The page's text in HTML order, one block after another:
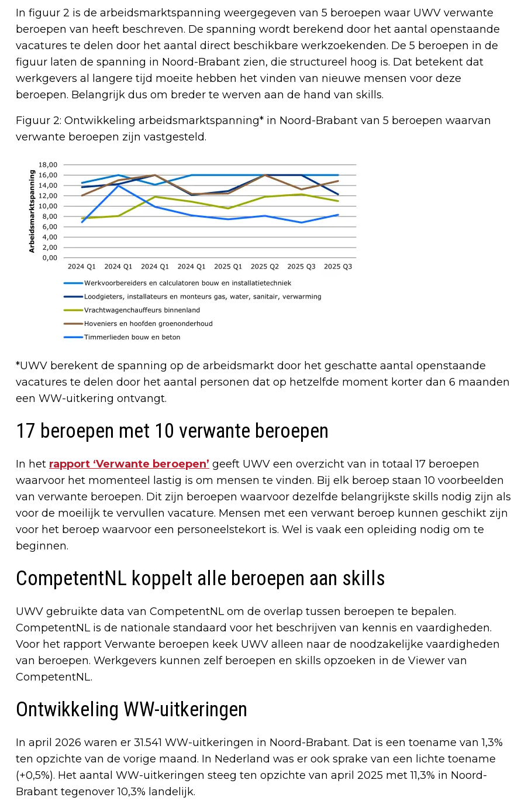
In figuur 2 is de arbeidsmarktspanning weergegeven van 5 beroepen waar UWV verwante
beroepen van heeft beschreven. De spanning wordt berekend door het aantal openstaande
vacatures te delen door het aantal direct beschikbare werkzoekenden. De 5 beroepen in de
figuur laten de spanning in Noord-Brabant zien, die structureel hoog is. Dat betekent dat
werkgevers al langere tijd moeite hebben het vinden van nieuwe mensen voor deze
beroepen. Belangrijk dus om breder te werven aan de hand van skills.
Figuur 2: Ontwikkeling arbeidsmarktspanning* in Noord-Brabant van 5 beroepen waarvan
verwante beroepen zijn vastgesteld.
*UWV berekent de spanning op de arbeidsmarkt door het geschatte aantal openstaande
vacatures te delen door het aantal personen dat op hetzelfde moment korter dan 6 maanden
een WW-uitkering ontvangt.
17 beroepen met 10 verwante beroepen
In het rapport ‘Verwante beroepen’ geeft UWV een overzicht van in totaal 17 beroepen
waarvoor het momenteel lastig is om mensen te vinden. Bij elk beroep staan 10 voorbeelden
van verwante beroepen. Dit zijn beroepen waarvoor dezelfde belangrijkste skills nodig zijn als
voor de moeilijk te vervullen vacature. Mensen met een verwant beroep kunnen geschikt zijn
voor het beroep waarvoor een personeelstekort is. Wel is vaak een opleiding nodig om te
beginnen.
CompetentNL koppelt alle beroepen aan skills
UWV gebruikte data van CompetentNL om de overlap tussen beroepen te bepalen.
CompetentNL is de nationale standaard voor het beschrijven van kennis en vaardigheden.
Voor het rapport Verwante beroepen keek UWV alleen naar de noodzakelijke vaardigheden
van beroepen. Werkgevers kunnen zelf beroepen en skills opzoeken in de Viewer van
CompetentNL.
Ontwikkeling WW-uitkeringen
In april 2026 waren er 31.541 WW-uitkeringen in Noord-Brabant. Dat is een toename van 1,3%
ten opzichte van de vorige maand. In Nederland was er ook sprake van een lichte toename
(+0,5%). Het aantal WW-uitkeringen steeg ten opzichte van april 2025 met 11,3% in Noord-
Brabant tegenover 10,3% landelijk.